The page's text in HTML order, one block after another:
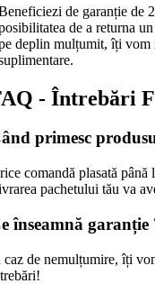
de garanție de
de a returna
deplin mulțumit, îți vom
- Întrebări
primesc
comandă plasată
pachetului tău va
înseamnă garanție
caz de nemulțumire, îți